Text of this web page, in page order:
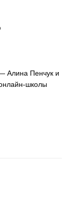
Алина Пенчук и
школы